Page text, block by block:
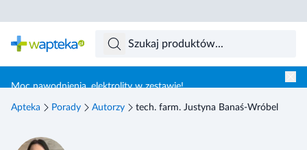
Moc nawodnienia, elektrolity w zestawie!
Apteka Porady Autorzy tech. farm. Justyna Banaś-Wróbel